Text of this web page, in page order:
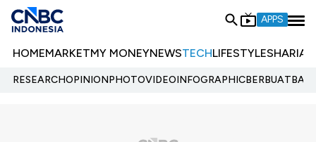
APPS
HOMEMARKETMY MONEYNEWSTECHLIFESTYLESHARIA
RESEARCHOPINIONPHOTOVIDEOINFOGRAPHIC